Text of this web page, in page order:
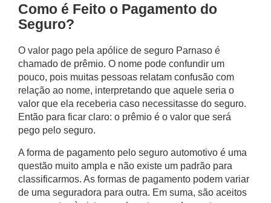
Como é Feito o Pagamento do
Seguro?
O valor pago pela apólice de seguro Parnaso é
chamado de prêmio. O nome pode confundir um
pouco, pois muitas pessoas relatam confusão com
relação ao nome, interpretando que aquele seria o
valor que ela receberia caso necessitasse do seguro.
Então para ficar claro: o prêmio é o valor que será
pego pelo seguro.
A forma de pagamento pelo seguro automotivo é uma
questão muito ampla e não existe um padrão para
classificarmos. As formas de pagamento podem variar
de uma seguradora para outra. Em suma, são aceitos